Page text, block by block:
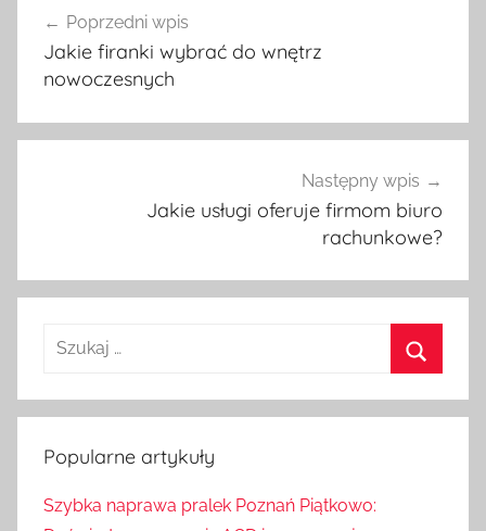
Nawigacja
wpisu
Poprzedni wpis
Jakie firanki wybrać do wnętrz
nowoczesnych
Następny wpis
Jakie usługi oferuje firmom biuro
rachunkowe?
u
a
z
Popularne artykuły
Szybka naprawa pralek Poznań Piątkowo: